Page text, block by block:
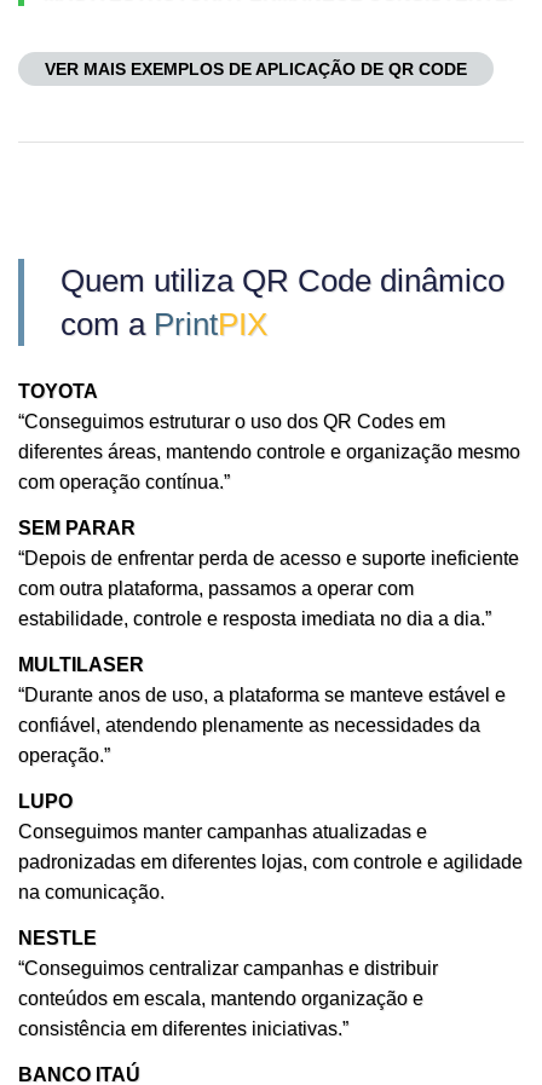
VER MAIS EXEMPLOS DE APLICAÇÃO DE QR CODE
Quem utiliza QR Code dinâmico
com a PrintPIX
TOYOTA
“Conseguimos estruturar o uso dos QR Codes em
diferentes áreas, mantendo controle e organização mesmo
com operação contínua.”
SEM PARAR
“Depois de enfrentar perda de acesso e suporte ineficiente
com outra plataforma, passamos a operar com
estabilidade, controle e resposta imediata no dia a dia.”
MULTILASER
“Durante anos de uso, a plataforma se manteve estável e
confiável, atendendo plenamente as necessidades da
operação.”
LUPO
Conseguimos manter campanhas atualizadas e
padronizadas em diferentes lojas, com controle e agilidade
na comunicação.
NESTLE
“Conseguimos centralizar campanhas e distribuir
conteúdos em escala, mantendo organização e
consistência em diferentes iniciativas.”
BANCO ITAÚ